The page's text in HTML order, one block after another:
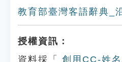
教育部臺灣客語辭典_
授權資訊：
資料採「
創用CC-姓